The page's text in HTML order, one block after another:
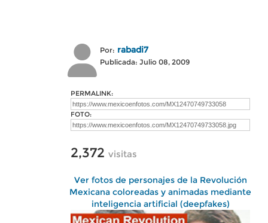
Por: rabadi7
Publicada: Julio 08, 2009
PERMALINK:
FOTO:
2,372 visitas
Ver fotos de personajes de la Revolución
Mexicana coloreadas y animadas mediante
inteligencia artificial (deepfakes)